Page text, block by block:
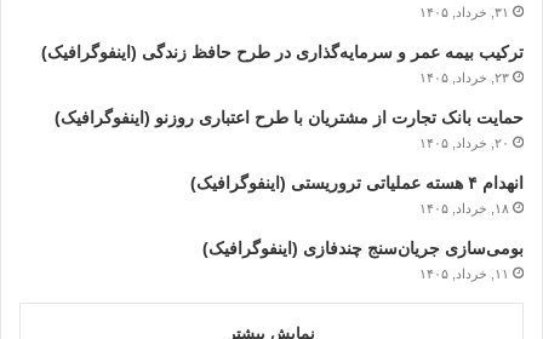
۳۱, خرداد, ۱۴۰۵
ترکیب بیمه عمر و سرمایه‌گذاری در طرح حافظ زندگی (اینفوگرافیک)
۲۳, خرداد, ۱۴۰۵
حمایت بانک تجارت از مشتریان با طرح اعتباری روزنو (اینفوگرافیک)
۲۰, خرداد, ۱۴۰۵
انهدام ۴ هسته عملیاتی تروریستی (اینفوگرافیک)
۱۸, خرداد, ۱۴۰۵
بومی‌سازی جریان‌سنج چندفازی (اینفوگرافیک)
۱۱, خرداد, ۱۴۰۵
نمایش بیشتر